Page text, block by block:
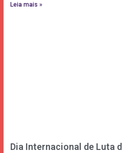
Leia mais »
Dia Internacional de Luta